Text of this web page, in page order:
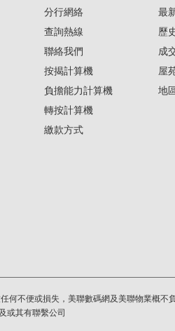
分行網絡
查詢熱線
聯絡我們
按揭計算機
負擔能力計算機
轉按計算機
繳款方式
最
歷
成
屋
地
何不便或損失，美聯數碼網及美聯物業概不負
或其有聯繫公司